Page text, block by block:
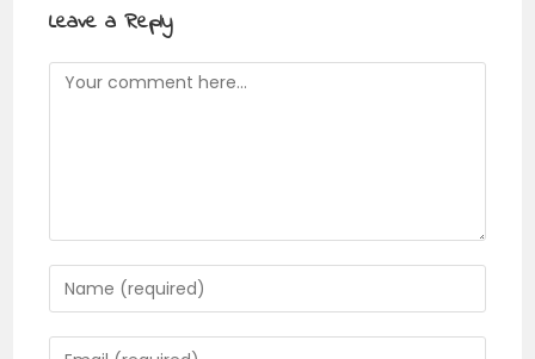
Leave a Reply